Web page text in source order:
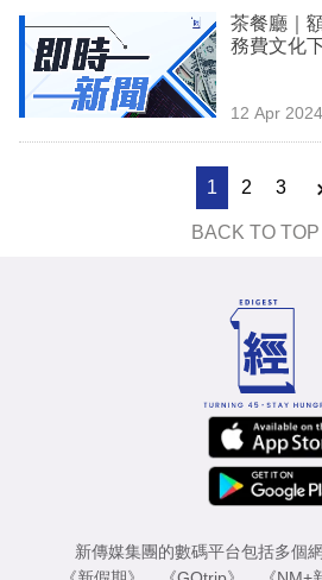
茶餐廳｜
務費文化
12 Apr 2024
1 2 3
BACK TO TOP
新傳媒集團的數碼平台包括多個